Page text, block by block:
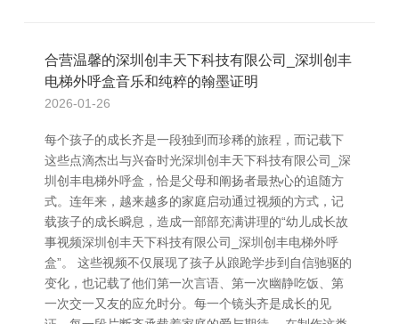
合营温馨的深圳创丰天下科技有限公司_深圳创丰
电梯外呼盒音乐和纯粹的翰墨证明
2026-01-26
每个孩子的成长齐是一段独到而珍稀的旅程，而记载下
这些点滴杰出与兴奋时光深圳创丰天下科技有限公司_深
圳创丰电梯外呼盒，恰是父母和阐扬者最热心的追随方
式。连年来，越来越多的家庭启动通过视频的方式，记
载孩子的成长瞬息，造成一部部充满讲理的“幼儿成长故
事视频深圳创丰天下科技有限公司_深圳创丰电梯外呼
盒”。 这些视频不仅展现了孩子从踉跄学步到自信驰驱的
变化，也记载了他们第一次言语、第一次幽静吃饭、第
一次交一又友的应允时分。每一个镜头齐是成长的见